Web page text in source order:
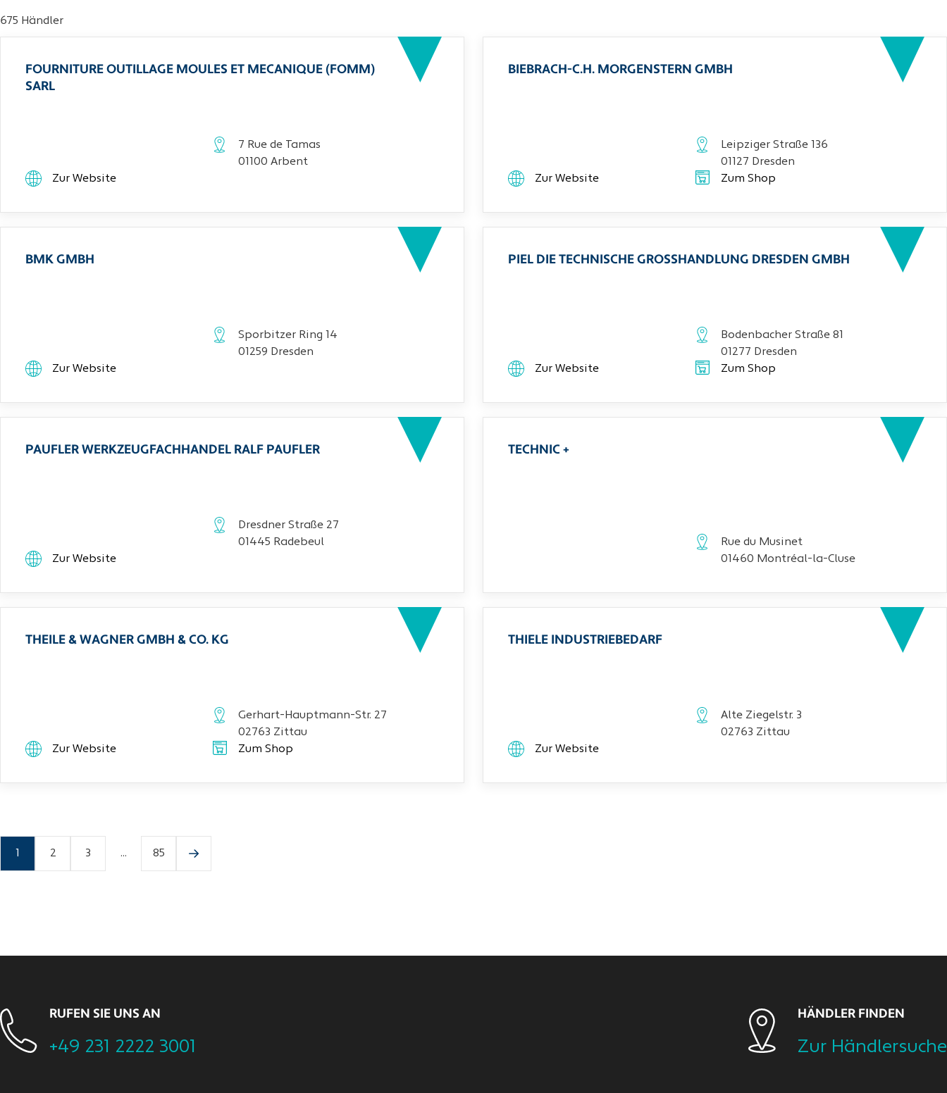
675 Händler
FOURNITURE OUTILLAGE MOULES ET MECANIQUE (FOMM)
SARL
7 Rue de Tamas
01100 Arbent
Zur Website
BIEBRACH-C.H. MORGENSTERN GMBH
Leipziger Straße 136
01127 Dresden
Zur Website
Zum Shop
BMK GMBH
Sporbitzer Ring 14
01259 Dresden
Zur Website
PIEL DIE TECHNISCHE GROSSHANDLUNG DRESDEN GMBH
Bodenbacher Straße 81
01277 Dresden
Zur Website
Zum Shop
PAUFLER WERKZEUGFACHHANDEL RALF PAUFLER
Dresdner Straße 27
01445 Radebeul
Zur Website
TECHNIC +
Rue du Musinet
01460 Montréal-la-Cluse
THEILE & WAGNER GMBH & CO. KG
Gerhart-Hauptmann-Str. 27
02763 Zittau
Zur Website
Zum Shop
THIELE INDUSTRIEBEDARF
Alte Ziegelstr. 3
02763 Zittau
Zur Website
2 3 ... 85
RUFEN SIE UNS AN
+49 231 2222 3001
HÄNDLER FINDEN
Zur Händlersuche